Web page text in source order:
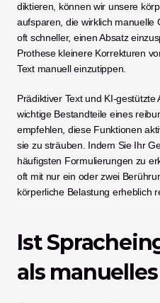
diktieren, können wir unsere
aufsparen, die wirklich manuelle
oft schneller, einen Absatz
Prothese kleinere Korrekturen
Text manuell einzutippen.
Prädiktiver Text und KI-
wichtige Bestandteile eines
empfehlen, diese Funktionen
sie zu sträuben. Indem Sie Ihr
häufigsten Formulierungen zu
oft mit nur ein oder zwei
körperliche Belastung erheblich
Ist
als